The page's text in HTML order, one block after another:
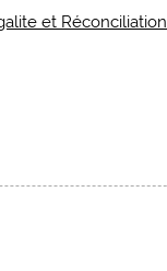
et Réconciliation